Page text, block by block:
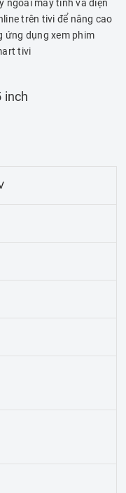
ngoài máy tính và điện
trên tivi để nâng cao
ứng dụng xem phim
tivi
inch